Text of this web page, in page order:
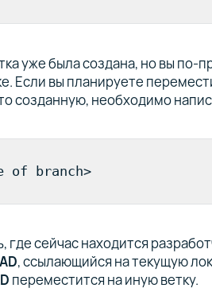
уже была создана, но вы по-
Если вы планируете
созданную, необходимо
of branch>
сейчас находится
, ссылающийся на текущую
переместится на иную ветку.